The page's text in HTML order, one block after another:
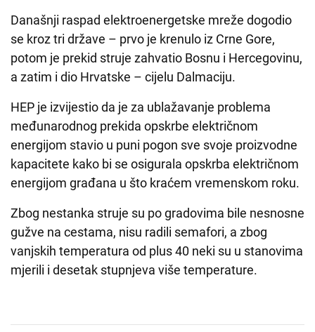
Današnji raspad elektroenergetske mreže dogodio
se kroz tri države – prvo je krenulo iz Crne Gore,
potom je prekid struje zahvatio Bosnu i Hercegovinu,
a zatim i dio Hrvatske – cijelu Dalmaciju.
HEP je izvijestio da je za ublažavanje problema
međunarodnog prekida opskrbe električnom
energijom stavio u puni pogon sve svoje proizvodne
kapacitete kako bi se osigurala opskrba električnom
energijom građana u što kraćem vremenskom roku.
Zbog nestanka struje su po gradovima bile nesnosne
gužve na cestama, nisu radili semafori, a zbog
vanjskih temperatura od plus 40 neki su u stanovima
mjerili i desetak stupnjeva više temperature.